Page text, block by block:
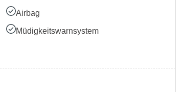
Airbag
Müdigkeitswarnsystem